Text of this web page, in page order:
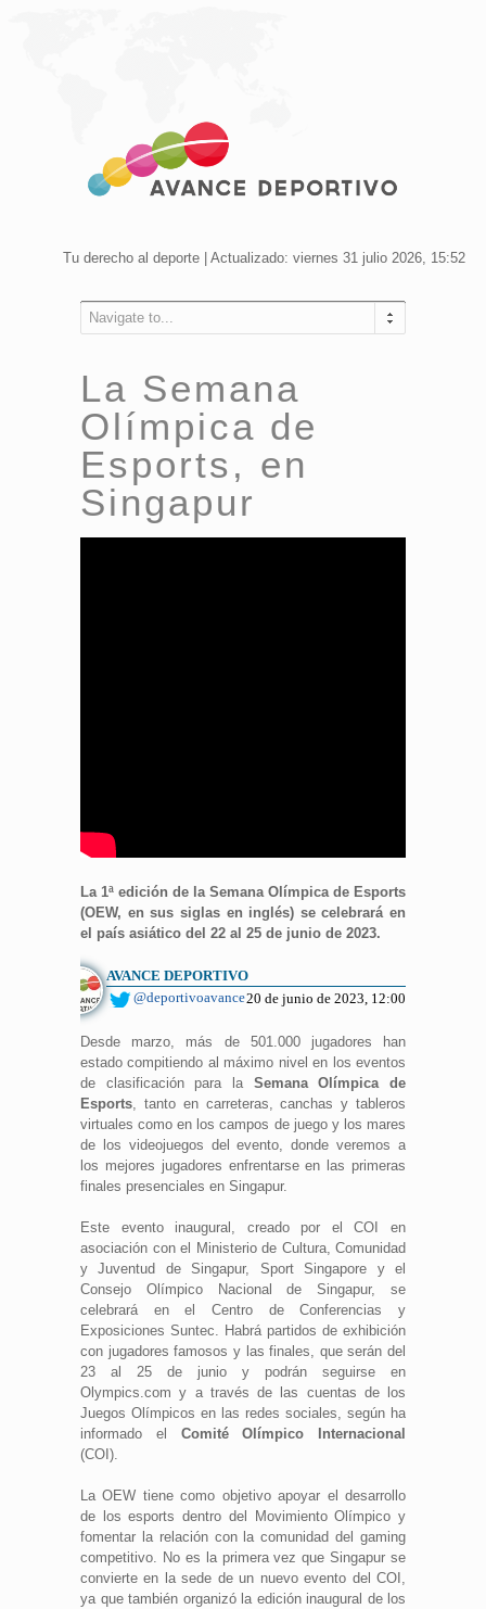
Tu derecho al deporte | Actualizado: viernes 31 julio 2026, 15:52
Navigate to...
La Semana
Olímpica de
Esports, en
Singapur
La 1ª edición de la Semana Olímpica de Esports
(OEW, en sus siglas en inglés) se celebrará en
el país asiático del 22 al 25 de junio de 2023.
AVANCE DEPORTIVO
@deportivoavance20 de junio de 2023, 12:00
Desde marzo, más de 501.000 jugadores han
estado compitiendo al máximo nivel en los eventos
de clasificación para la Semana Olímpica de
Esports, tanto en carreteras, canchas y tableros
virtuales como en los campos de juego y los mares
de los videojuegos del evento, donde veremos a
los mejores jugadores enfrentarse en las primeras
finales presenciales en Singapur.
Este evento inaugural, creado por el COI en
asociación con el Ministerio de Cultura, Comunidad
y Juventud de Singapur, Sport Singapore y el
Consejo Olímpico Nacional de Singapur, se
celebrará en el Centro de Conferencias y
Exposiciones Suntec. Habrá partidos de exhibición
con jugadores famosos y las finales, que serán del
23 al 25 de junio y podrán seguirse en
Olympics.com y a través de las cuentas de los
Juegos Olímpicos en las redes sociales, según ha
informado el Comité Olímpico Internacional
(COI).
La OEW tiene como objetivo apoyar el desarrollo
de los esports dentro del Movimiento Olímpico y
fomentar la relación con la comunidad del gaming
competitivo. No es la primera vez que Singapur se
convierte en la sede de un nuevo evento del COI,
ya que también organizó la edición inaugural de los